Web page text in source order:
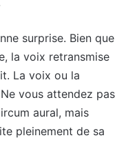
surprise. Bien que
la voix retransmise
La voix ou la
vous attendez pas
aural, mais
pleinement de sa